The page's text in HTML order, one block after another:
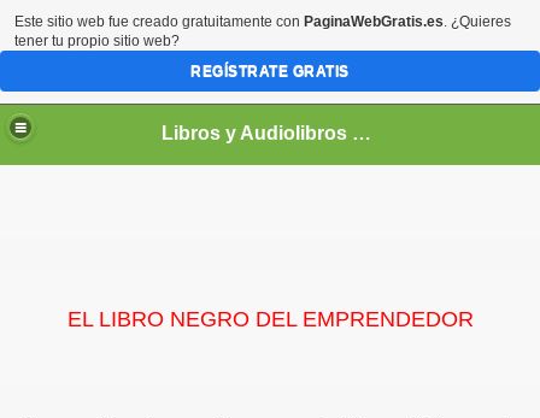
Libros y Audiolibros Para emprendedores
EL LIBRO NEGRO DEL EMPRENDEDOR
Este sitio web fue creado gratuitamente con PaginaWebGratis.es. ¿Quieres
tener tu propio sitio web?
REGÍSTRATE GRATIS